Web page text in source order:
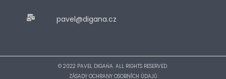
pavel@digana.cz
© 2022 PAVEL DIGAŇA. ALL RIGHTS RESERVED.
ZÁSADY OCHRANY OSOBNÍCH ÚDAJŮ